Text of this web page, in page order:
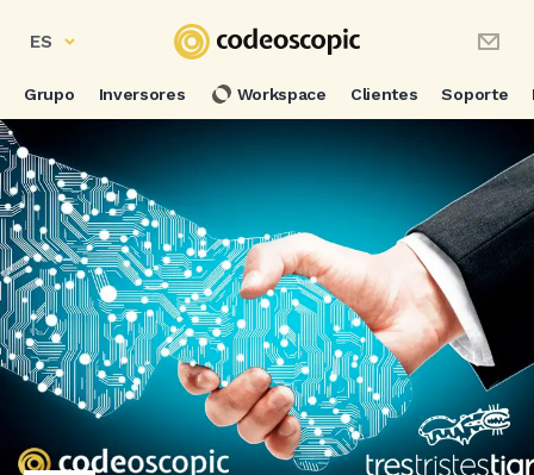
ES
Grupo Inversores Workspace Clientes Soporte